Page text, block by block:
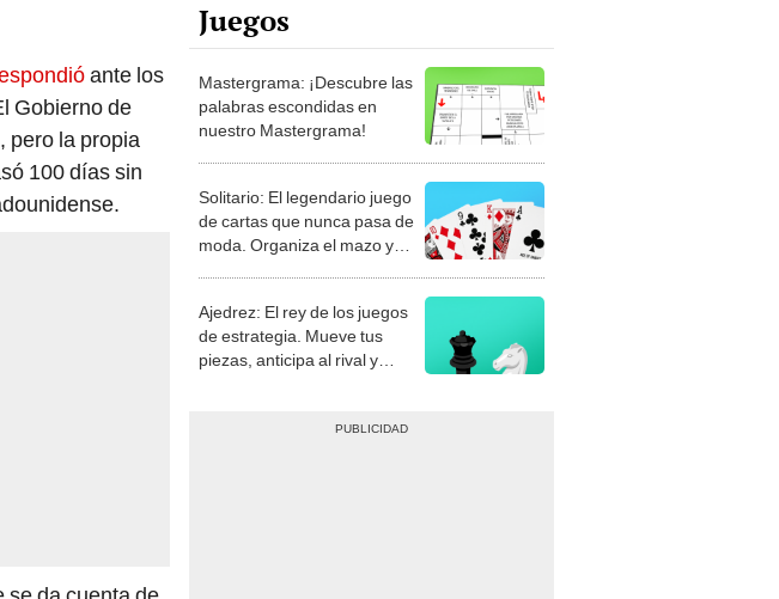
ante los
Gobierno de
pero la propia
100 días sin
Juegos
Mastergrama: ¡Descubre las
palabras escondidas en
nuestro Mastergrama!
Solitario: El legendario juego
de cartas que nunca pasa de
moda. Organiza el mazo y
Ajedrez: El rey de los juegos
de estrategia. Mueve tus
piezas, anticipa al rival y